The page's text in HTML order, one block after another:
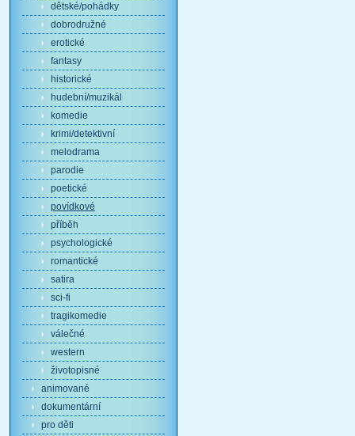
dětské/pohádky
dobrodružné
erotické
fantasy
historické
hudební/muzikál
komedie
krimi/detektivní
melodrama
parodie
poetické
povídkové
příběh
psychologické
romantické
satira
sci-fi
tragikomedie
válečné
western
životopisné
animované
dokumentární
pro děti